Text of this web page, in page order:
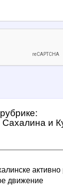
Сахалина и
активно
движение